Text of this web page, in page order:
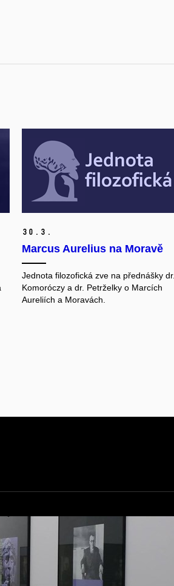
30. 3.
Marcus Aurelius na Moravě
Jednota filozofická zve na přednášky dr.
Komoróczy a dr. Petrželky o Marcích
Aureliích a Moravách.